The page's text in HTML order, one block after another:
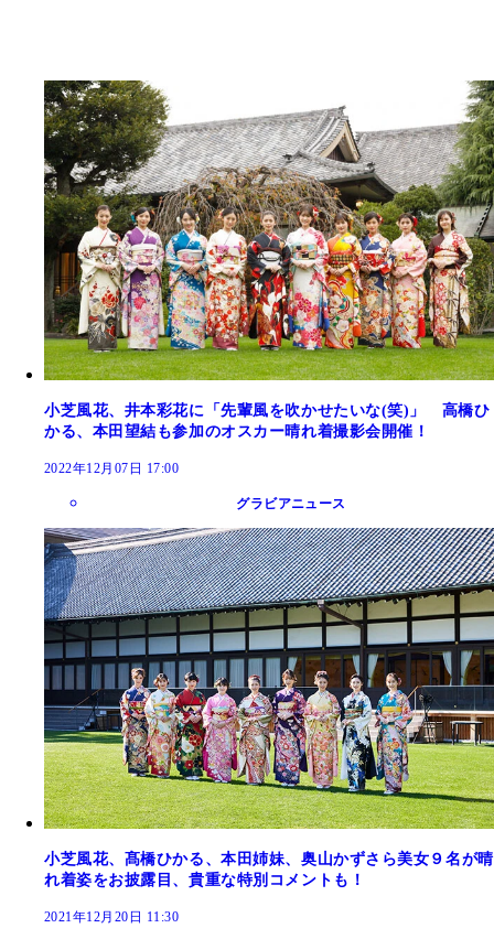
小芝風花、井本彩花に「先輩風を吹かせたいな(笑)」 高橋ひ
かる、本田望結も参加のオスカー晴れ着撮影会開催！
2022年12月07日 17:00
グラビアニュース
小芝風花、髙橋ひかる、本田姉妹、奥山かずさら美女９名が晴
れ着姿をお披露目、貴重な特別コメントも！
2021年12月20日 11:30